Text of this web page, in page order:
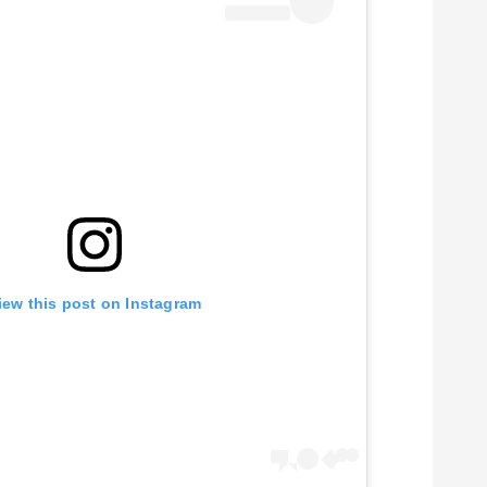
this post on Instagram